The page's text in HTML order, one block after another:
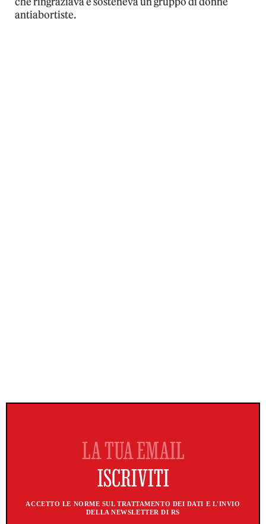
antiabortiste.
ACCETTO LE NORME SUL TRATTAMENTO DEI DATI E L'INVIO
DELLA NEWSLETTER DI RS